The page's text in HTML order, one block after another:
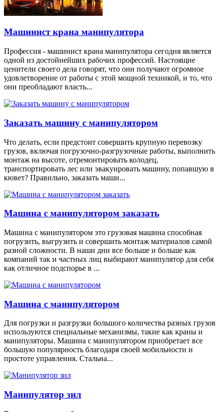
Машинист крана манипулятора
Профессия - машинист крана манипулятора сегодня является
одной из достойнейших рабочих профессий. Настоящие
ценители своего дела говорят, что они получают огромное
удовлетворение от работы с этой мощной техникой, и то, что
они преобладают власть...
Заказать машину с манипулятором
Что делать, если предстоит совершить крупную перевозку
грузов, включая погрузочно-разгрузочные работы, выполнить
монтаж на высоте, отремонтировать колодец,
транспортировать лес или эвакуировать машину, попавшую в
кювет? Правильно, заказать маши...
Машина с манипулятором заказать
Машина с манипулятором это грузовая машина способная
погрузить, выгрузить и совершить монтаж материалов самой
разной сложности. В наши дни все больше и больше как
компаний так и частных лиц выбирают манипулятор для себя
как отличное подспорье в ...
Машина с манипулятором
Для погрузки и разгрузки большого количества разных грузов
используются специальные механизмы, такие как краны и
манипуляторы. Машина с манипулятором приобретает все
большую популярность благодаря своей мобильности и
простоте управления. Стальна...
Манипулятор зил